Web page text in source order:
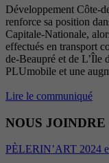
Développement Côte-
renforce sa position
Capitale-Nationale,
effectués en transport
de-Beaupré et de L’Île
PLUmobile et une
Lire le communiqué
NOUS JOINDRE
PÈLERIN’ART 2024